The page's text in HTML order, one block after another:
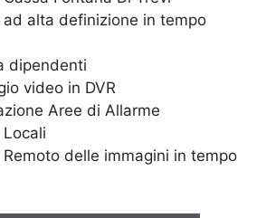
ad alta definizione in tempo
dipendenti
video in DVR
Aree di Allarme
Remoto delle immagini in tempo